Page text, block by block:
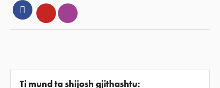
FacebookYouTubeInstagram
Ti mund ta shijosh gjithashtu: